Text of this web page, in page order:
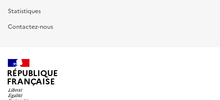
Statistiques
Contactez-nous
RÉPUBLIQUE
FRANÇAISE